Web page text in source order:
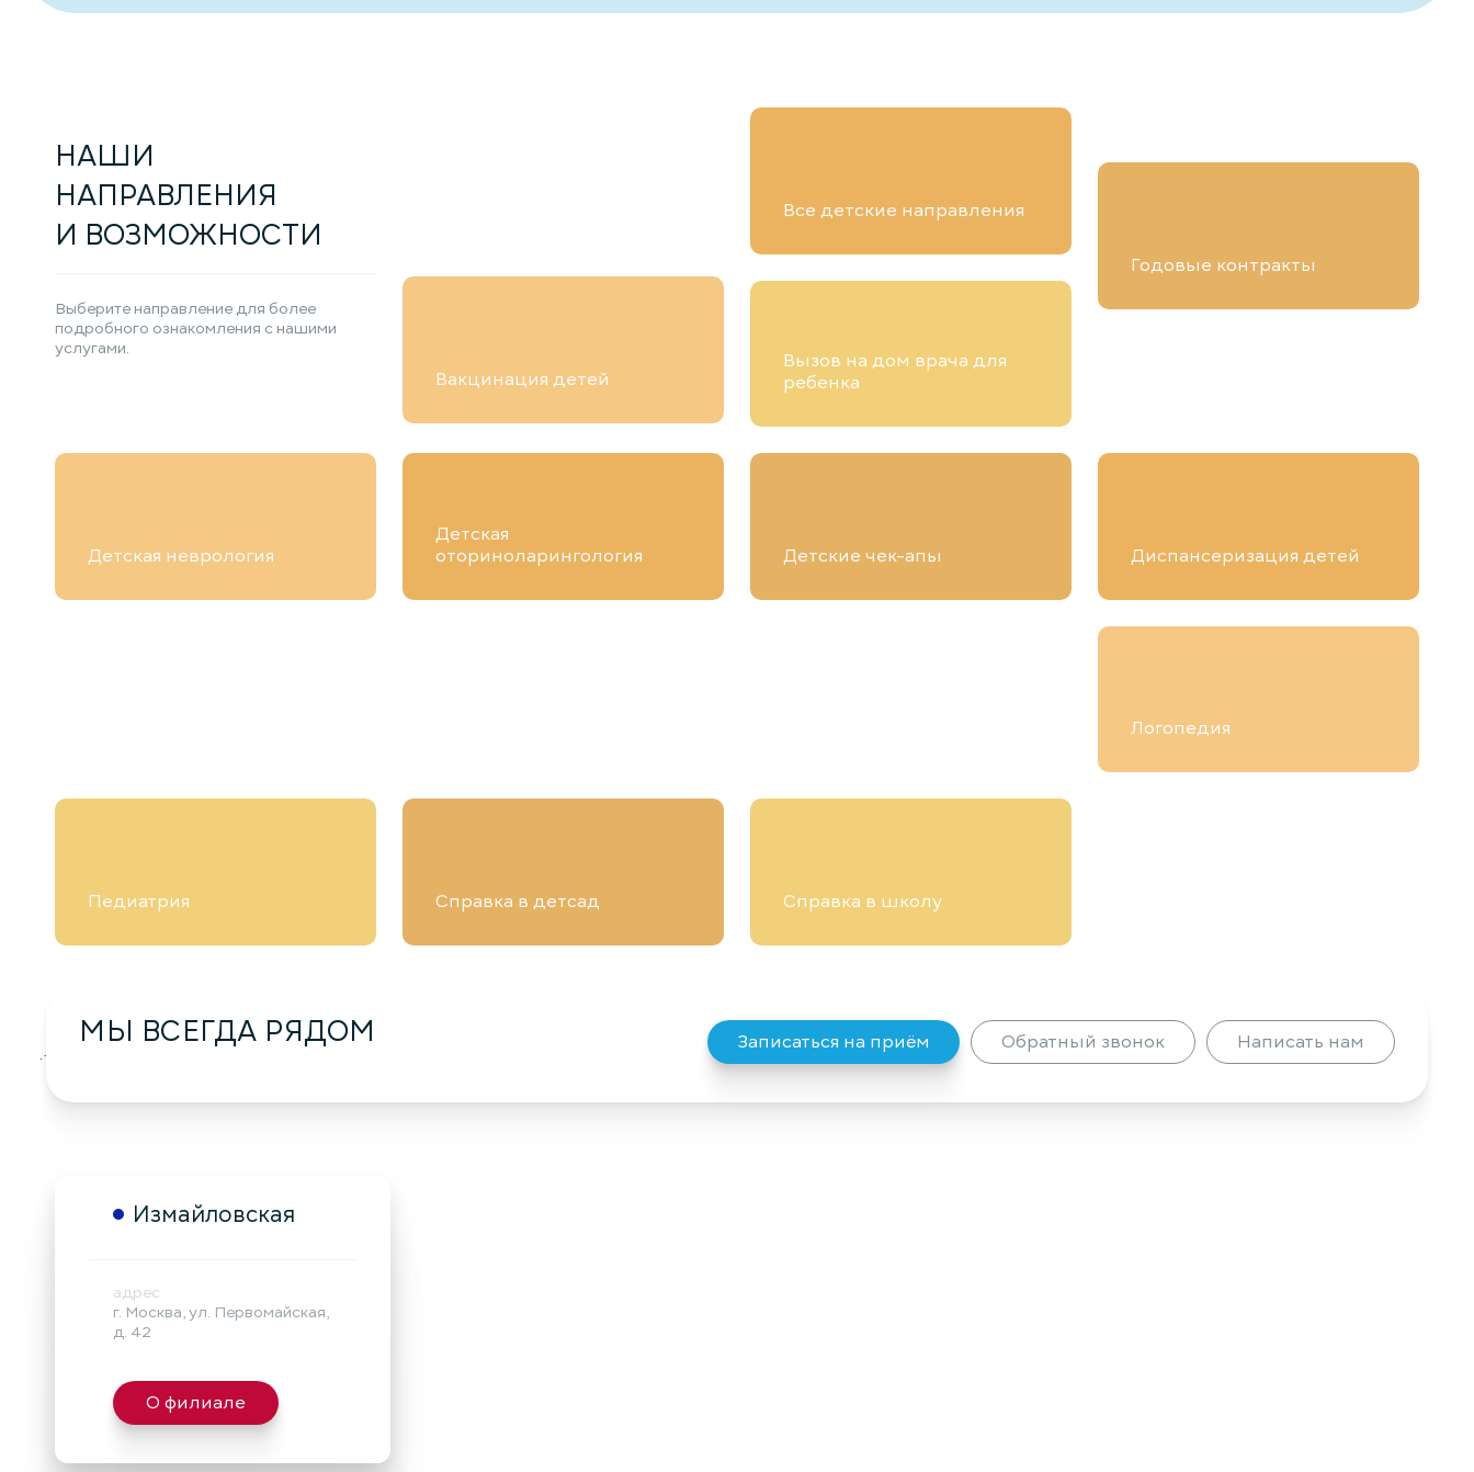
НАШИ
НАПРАВЛЕНИЯ
И ВОЗМОЖНОСТИ
Выберите направление для более
подробного ознакомления с нашими
услугами.
Вакцинация детей
Все детские направления
Вызов на дом врача для
ребенка
Годовые контракты
Детская неврология
Детская
оториноларингология
Детские чек-апы Диспансеризация детей
Логопедия
Педиатрия Справка в детсад Справка в школу
МЫ ВСЕГДА РЯДОМ Записаться на приём Обратный звонок Написать нам
загрузка карты...
Измайловская
адрес
г. Москва, ул. Первомайская,
д. 42
О филиале